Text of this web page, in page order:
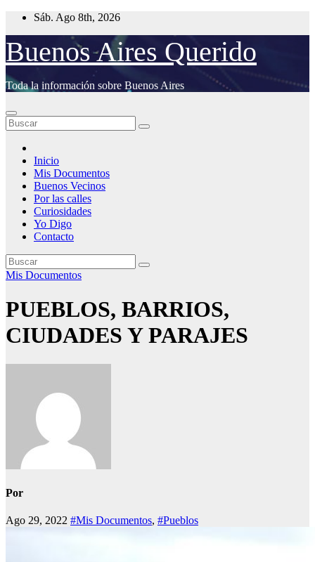
Saltar
contenido
Sáb. Ago 8th, 2026
Buenos Aires Querido
Toda la información sobre Buenos Aires
Inicio
Mis Documentos
Buenos Vecinos
Por las calles
Curiosidades
Yo Digo
Contacto
Mis Documentos
PUEBLOS, BARRIOS,
CIUDADES Y PARAJES
Por
Ago 29, 2022 #Mis Documentos, #Pueblos